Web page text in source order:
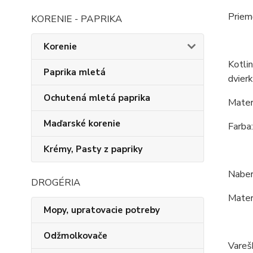
KORENIE - PAPRIKA
Korenie
Paprika mletá
Ochutená mletá paprika
Maďarské korenie
Krémy, Pasty z papriky
DROGÉRIA
Mopy, upratovacie potreby
Odžmolkovače